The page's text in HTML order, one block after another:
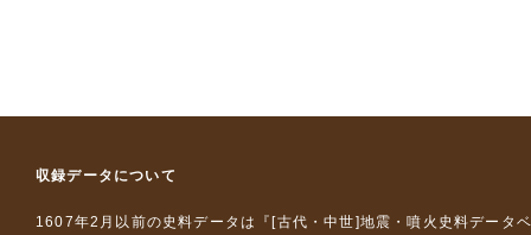
収録データについて
1607年2月以前の史料データは『 [古代・中世]地震・噴火史料データ